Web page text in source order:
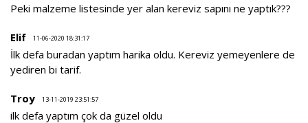
Peki malzeme listesinde yer alan kereviz sapını ne yaptık???
Elif 11-06-2020 18:31:17
İlk defa buradan yaptım harika oldu. Kereviz yemeyenlere de
yediren bi tarif.
Troy 13-11-2019 23:51:57
ilk defa yaptım çok da güzel oldu